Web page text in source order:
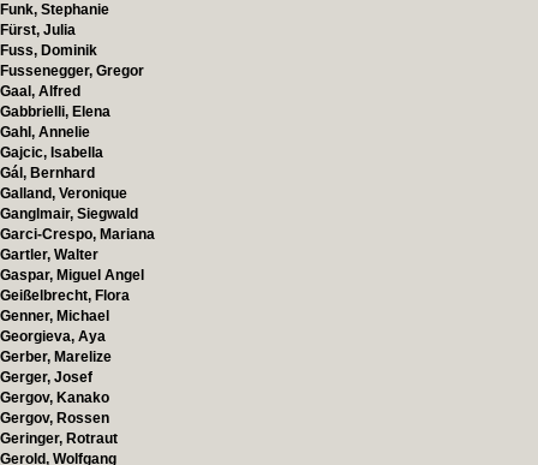
Funk, Stephanie
Fürst, Julia
Fuss, Dominik
Fussenegger, Gregor
Gaal, Alfred
Gabbrielli, Elena
Gahl, Annelie
Gajcic, Isabella
Gál, Bernhard
Galland, Veronique
Ganglmair, Siegwald
Garci-Crespo, Mariana
Gartler, Walter
Gaspar, Miguel Angel
Geißelbrecht, Flora
Genner, Michael
Georgieva, Aya
Gerber, Marelize
Gerger, Josef
Gergov, Kanako
Gergov, Rossen
Geringer, Rotraut
Gerold, Wolfgang